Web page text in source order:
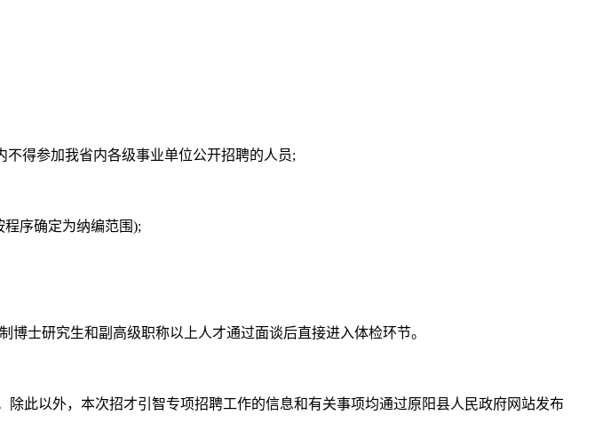
得参加我省内各级事业单位公开招聘的人员;
序确定为纳编范围);
士研究生和副高级职称以上人才通过面谈后直接进入体检环节。
此以外，本次招才引智专项招聘工作的信息和有关事项均通过原阳县人民政府网站发布